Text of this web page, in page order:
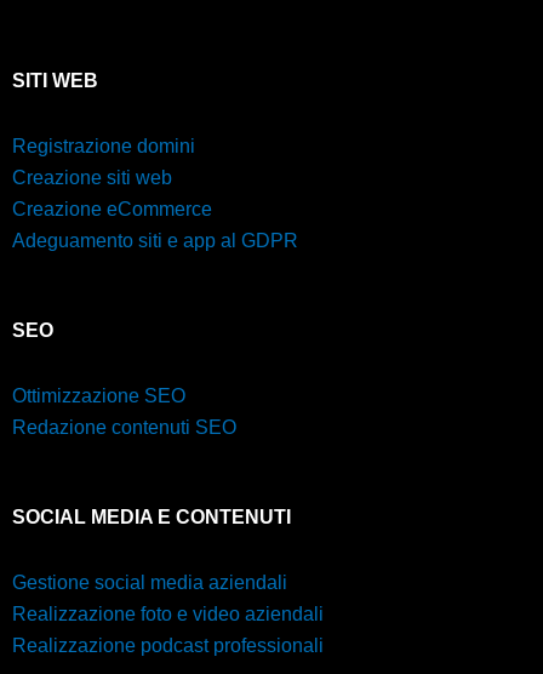
SITI WEB
Registrazione domini
Creazione siti web
Creazione eCommerce
Adeguamento siti e app al GDPR
SEO
Ottimizzazione SEO
Redazione contenuti SEO
SOCIAL MEDIA E CONTENUTI
Gestione social media aziendali
Realizzazione foto e video aziendali
Realizzazione podcast professionali